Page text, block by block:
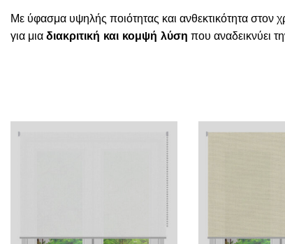
Με ύφασμα υψηλής ποιότητας και ανθεκτικότητα στον
για μια διακριτική και κομψή λύση που αναδεικνύει